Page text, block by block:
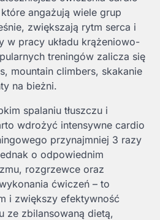
angażują wiele grup
zwiększają rytm serca i
w pracy układu krążeniowo-
treningów zalicza się
mountain climbers, skakanie
na bieżni.
spalaniu tłuszczu i
wdrożyć intensywne cardio
przynajmniej 3 razy
o odpowiednim
rozgrzewce oraz
ćwiczeń – to
i zwiększy efektywność
ze zbilansowaną dietą,